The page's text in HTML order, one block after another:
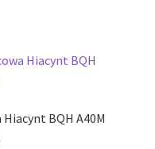
BQH A40M